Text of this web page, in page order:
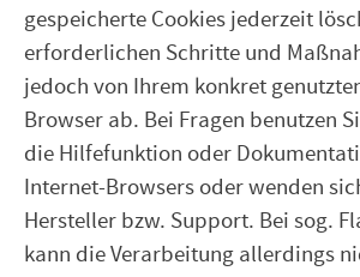
gespeicherte Cookies jederzeit
erforderlichen Schritte und
jedoch von Ihrem konkret
Browser ab. Bei Fragen benutzen
die Hilfefunktion oder
Internet-Browsers oder wenden
Hersteller bzw. Support. Bei sog.
kann die Verarbeitung allerdings